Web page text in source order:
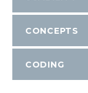
CONCEPTS
CODING